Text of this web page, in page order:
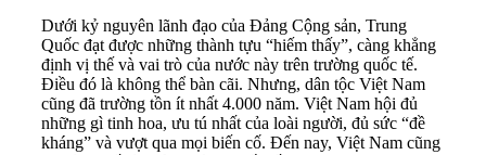
Dưới kỷ nguyên lãnh đạo của Đảng Cộng sản, Trung
Quốc đạt được những thành tựu “hiếm thấy”, càng khẳng
định vị thế và vai trò của nước này trên trường quốc tế.
Điều đó là không thể bàn cãi. Nhưng, dân tộc Việt Nam
cũng đã trường tồn ít nhất 4.000 năm. Việt Nam hội đủ
những gì tinh hoa, ưu tú nhất của loài người, đủ sức “đề
kháng” và vượt qua mọi biến cố. Đến nay, Việt Nam cũng